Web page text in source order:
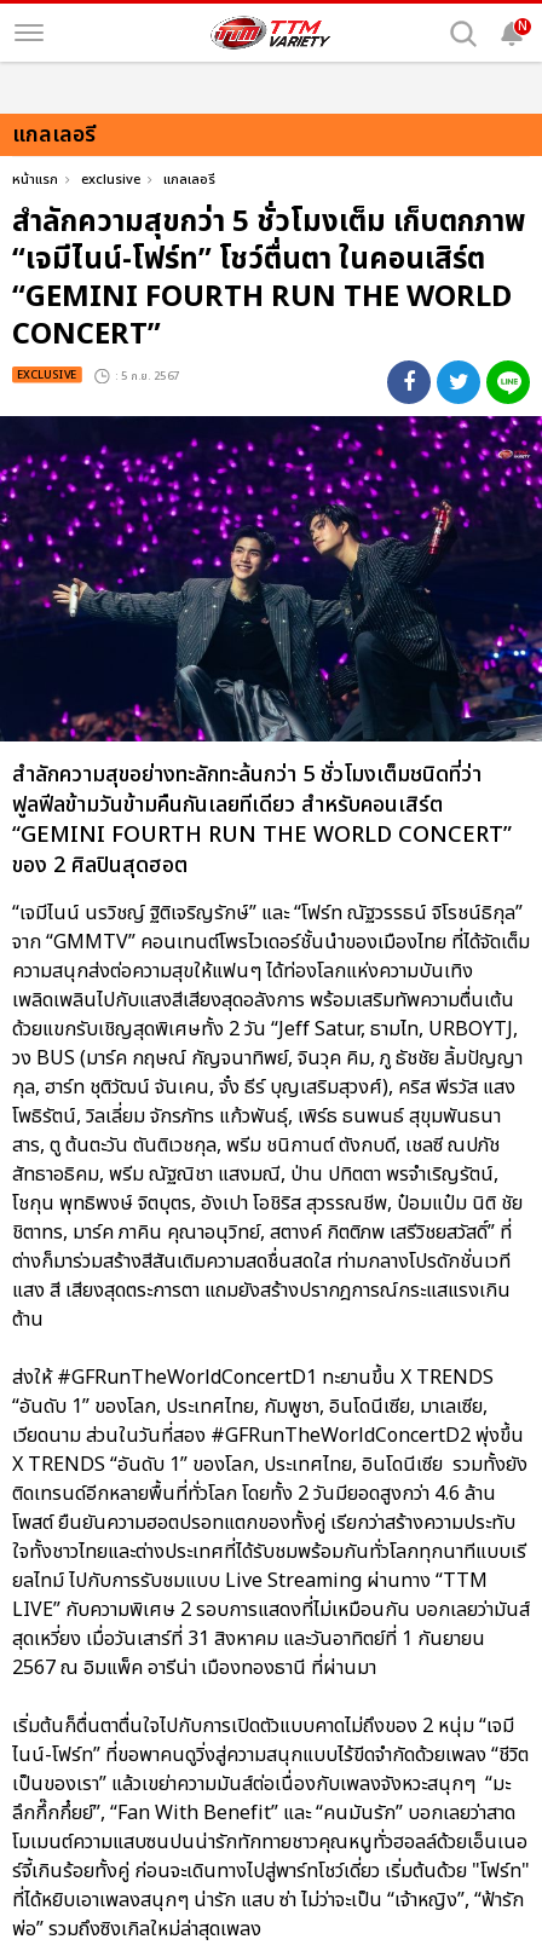
N
แกลเลอรี
หน้าแรก exclusive แกลเลอรี
สำลักความสุขกว่า 5 ชั่วโมงเต็ม เก็บตกภาพ
“เจมีไนน์-โฟร์ท” โชว์ตื่นตา ในคอนเสิร์ต
“GEMINI FOURTH RUN THE WORLD
CONCERT”
EXCLUSIVE : 5 ก.ย. 2567
สำลักความสุขอย่างทะลักทะล้นกว่า 5 ชั่วโมงเต็มชนิดที่ว่า
ฟูลฟีลข้ามวันข้ามคืนกันเลยทีเดียว สำหรับคอนเสิร์ต
“GEMINI FOURTH RUN THE WORLD CONCERT”
ของ 2 ศิลปินสุดฮอต
“เจมีไนน์ นรวิชญ์ ฐิติเจริญรักษ์” และ “โฟร์ท ณัฐวรรธน์ จิโรชน์ธิกุล”
จาก “GMMTV” คอนเทนต์โพรไวเดอร์ชั้นนำของเมืองไทย ที่ได้จัดเต็ม
ความสนุกส่งต่อความสุขให้แฟนๆ ได้ท่องโลกแห่งความบันเทิง
เพลิดเพลินไปกับแสงสีเสียงสุดอลังการ พร้อมเสริมทัพความตื่นเต้น
ด้วยแขกรับเชิญสุดพิเศษทั้ง 2 วัน “Jeff Satur, ธามไท, URBOYTJ,
วง BUS (มาร์ค กฤษณ์ กัญจนาทิพย์, จินวุค คิม, ภู ธัชชัย ลิ้มปัญญา
กุล, ฮาร์ท ชุติวัฒน์ จันเคน, จั๋ง ธีร์ บุญเสริมสุวงศ์), คริส พีรวัส แสง
โพธิรัตน์, วิลเลี่ยม จักรภัทร แก้วพันธุ์, เพิร์ธ ธนพนธ์ สุขุมพันธนา
สาร, ตู ต้นตะวัน ตันติเวชกุล, พรีม ชนิกานต์ ตังกบดี, เชลซี ณปภัช
สัทธาอธิคม, พรีม ณัฐณิชา แสงมณี, ป่าน ปทิตตา พรจำเริญรัตน์,
โชกุน พุทธิพงษ์ จิตบุตร, อังเปา โอชิริส สุวรรณชีพ, ป๋อมแป๋ม นิติ ชัย
ชิตาทร, มาร์ค ภาคิน คุณาอนุวิทย์, สตางค์ กิตติภพ เสรีวิชยสวัสดิ์” ที่
ต่างก็มาร่วมสร้างสีสันเติมความสดชื่นสดใส ท่ามกลางโปรดักชั่นเวที
แสง สี เสียงสุดตระการตา แถมยังสร้างปรากฎการณ์กระแสแรงเกิน
ต้าน
ส่งให้ #GFRunTheWorldConcertD1 ทะยานขึ้น X TRENDS
“อันดับ 1” ของโลก, ประเทศไทย, กัมพูชา, อินโดนีเซีย, มาเลเซีย,
เวียดนาม ส่วนในวันที่สอง #GFRunTheWorldConcertD2 พุ่งขึ้น
X TRENDS “อันดับ 1” ของโลก, ประเทศไทย, อินโดนีเซีย รวมทั้งยัง
ติดเทรนด์อีกหลายพื้นที่ทั่วโลก โดยทั้ง 2 วันมียอดสูงกว่า 4.6 ล้าน
โพสต์ ยืนยันความฮอตปรอทแตกของทั้งคู่ เรียกว่าสร้างความประทับ
ใจทั้งชาวไทยและต่างประเทศที่ได้รับชมพร้อมกันทั่วโลกทุกนาทีแบบเรี
ยลไทม์ ไปกับการรับชมแบบ Live Streaming ผ่านทาง “TTM
LIVE” กับความพิเศษ 2 รอบการแสดงที่ไม่เหมือนกัน บอกเลยว่ามันส์
สุดเหวี่ยง เมื่อวันเสาร์ที่ 31 สิงหาคม และวันอาทิตย์ที่ 1 กันยายน
2567 ณ อิมแพ็ค อารีน่า เมืองทองธานี ที่ผ่านมา
เริ่มต้นก็ตื่นตาตื่นใจไปกับการเปิดตัวแบบคาดไม่ถึงของ 2 หนุ่ม “เจมี
ไนน์-โฟร์ท” ที่ขอพาคนดูวิ่งสู่ความสนุกแบบไร้ขีดจำกัดด้วยเพลง “ชีวิต
เป็นของเรา” แล้วเขย่าความมันส์ต่อเนื่องกับเพลงจังหวะสนุกๆ “มะ
ลึกกึ๊กกึ๋ยย์”, “Fan With Benefit” และ “คนมันรัก” บอกเลยว่าสาด
โมเมนต์ความแสบซนปนน่ารักทักทายชาวคุณหนูทั่วฮอลล์ด้วยเอ็นเนอ
ร์จี้เกินร้อยทั้งคู่ ก่อนจะเดินทางไปสู่พาร์ทโชว์เดี่ยว เริ่มต้นด้วย "โฟร์ท"
ที่ได้หยิบเอาเพลงสนุกๆ น่ารัก แสบ ซ่า ไม่ว่าจะเป็น “เจ้าหญิง”, “ฟ้ารัก
พ่อ” รวมถึงซิงเกิลใหม่ล่าสุดเพลง